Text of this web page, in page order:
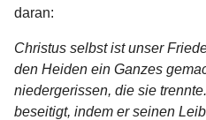
daran:
Christus selbst ist unser
den Heiden ein Ganzes
niedergerissen, die sie trennte.
beseitigt, indem er seinen